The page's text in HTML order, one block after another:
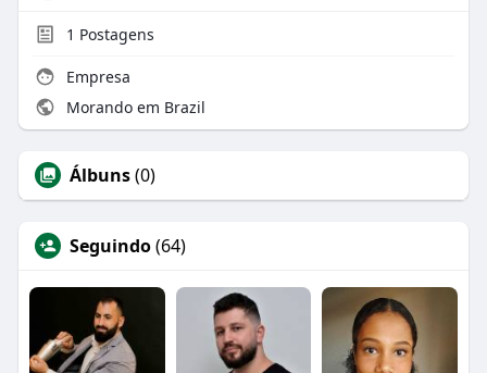
1 Postagens
Empresa
Morando em Brazil
Álbuns(0)
Seguindo(64)